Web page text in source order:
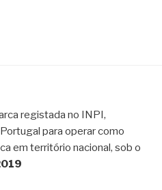
registada no INPI,
para operar como
em território nacional, sob o